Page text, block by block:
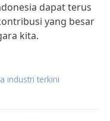
dapat terus
yang besar
kita.
industri terkini